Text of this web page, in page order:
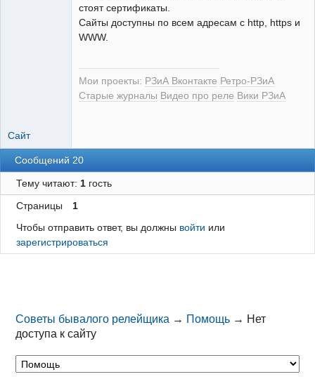
стоят сертификаты.
Сайты доступны по всем адресам с http, https и
WWW.
Мои проекты: РЗиА Вконтакте Ретро-РЗиА
Старые журналы Видео про реле Вики РЗиА
Сайт
Сообщений 20
Тему читают: 1гость
Страницы
1
Чтобы отправить ответ, вы должны войти или
зарегистрироваться
Советы бывалого релейщика → Помощь → Нет
доступа к сайту